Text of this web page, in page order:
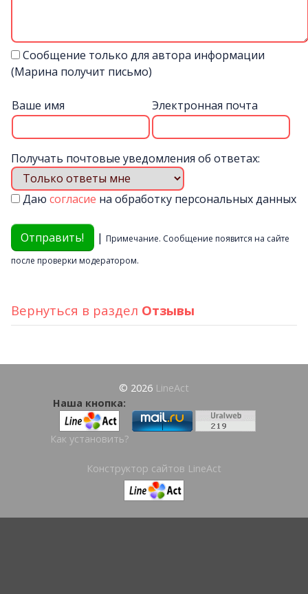
Сообщение только для автора информации
(Марина получит письмо)
Ваше имя Электронная почта
Получать почтовые уведомления об ответах:
Даю согласие на обработку персональных данных
| Примечание. Сообщение появится на сайте
после проверки модератором.
Вернуться в раздел Отзывы
© 2026 LineAct
Наша кнопка:
Как установить?
Конструктор сайтов LineAct